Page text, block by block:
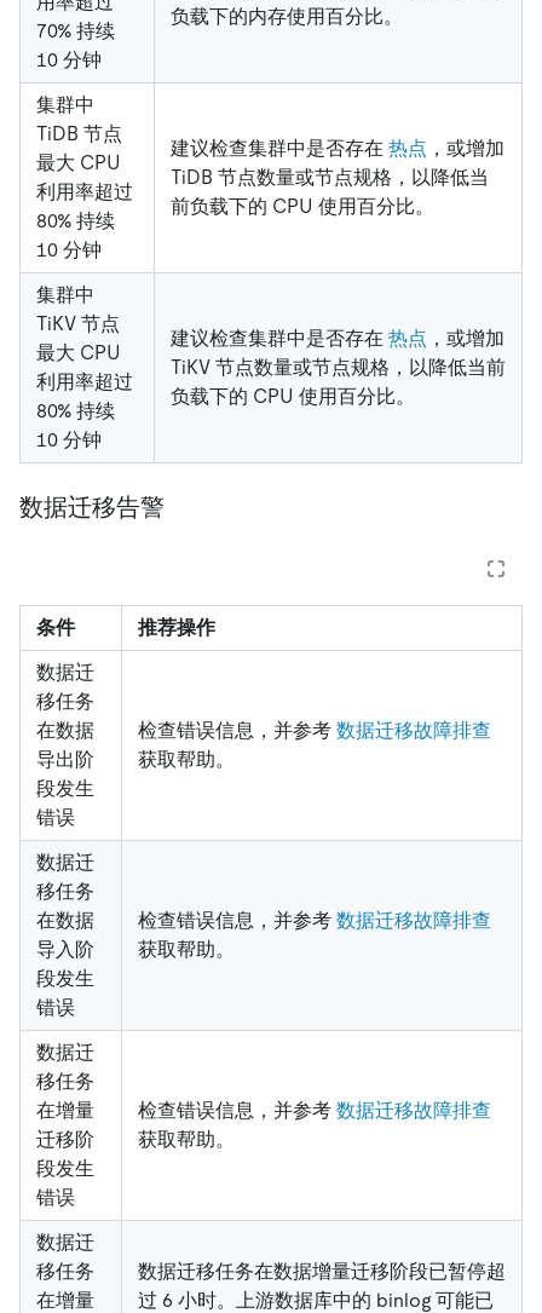
70% 持续
10 分钟
负载下的内存使用百分比。
集群中
TiDB 节点
最大 CPU
利用率超过
80% 持续
10 分钟
建议检查集群中是否存在 热点 ，或增加
TiDB 节点数量或节点规格，以降低当
前负载下的 CPU 使用百分比。
集群中
TiKV 节点
最大 CPU
利用率超过
80% 持续
10 分钟
建议检查集群中是否存在 热点 ，或增加
TiKV 节点数量或节点规格，以降低当前
负载下的 CPU 使用百分比。
数据迁移告警
条件
推荐操作
数据迁
移任务
在数据
导出阶
段发生
错误
检查错误信息，并参考 数据迁移故障排查
获取帮助。
数据迁
移任务
在数据
导入阶
段发生
错误
检查错误信息，并参考 数据迁移故障排查
获取帮助。
数据迁
移任务
在增量
迁移阶
段发生
错误
检查错误信息，并参考 数据迁移故障排查
获取帮助。
数据迁
移任务
在增量
数据迁移任务在数据增量迁移阶段已暂停超
过 6 小时。上游数据库中的 binlog 可能已